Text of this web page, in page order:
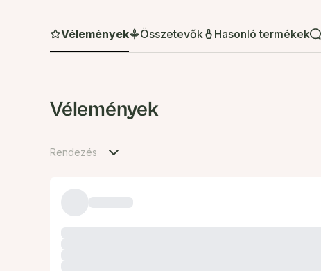
Vélemények Összetevők Hasonló termékek
Vélemények
Rendezés